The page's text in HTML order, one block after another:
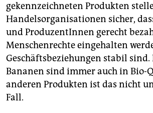
gekennzeichneten Produkten
Handelsorganisationen sicher,
und ProduzentInnen gerecht
Menschenrechte eingehalten
Geschäftsbeziehungen stabil
Bananen sind immer auch in Bio-
anderen Produkten ist das nicht
Fall.